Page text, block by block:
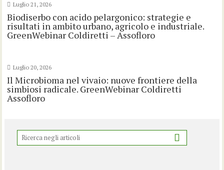
Luglio 21, 2026
Biodiserbo con acido pelargonico: strategie e
risultati in ambito urbano, agricolo e industriale.
GreenWebinar Coldiretti – Assofloro
Luglio 20, 2026
Il Microbioma nel vivaio: nuove frontiere della
simbiosi radicale. GreenWebinar Coldiretti
Assofloro